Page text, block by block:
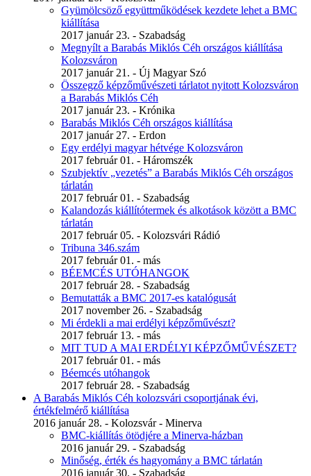
Gyümölcsöző együttműködések kezdete lehet a BMC
kiállítása
2017 január 23. - Szabadság
Megnyílt a Barabás Miklós Céh országos kiállítása
Kolozsváron
2017 január 21. - Új Magyar Szó
Összegző képzőművészeti tárlatot nyitott Kolozsváron
a Barabás Miklós Céh
2017 január 23. - Krónika
Barabás Miklós Céh országos kiállítása
2017 január 27. - Erdon
Egy erdélyi magyar hétvége Kolozsváron
2017 február 01. - Háromszék
Szubjektív „vezetés” a Barabás Miklós Céh országos
tárlatán
2017 február 01. - Szabadság
Kalandozás kiállítótermek és alkotások között a BMC
tárlatán
2017 február 05. - Kolozsvári Rádió
Tribuna 346.szám
2017 február 01. - más
BÉEMCÉS UTÓHANGOK
2017 február 28. - Szabadság
Bemutatták a BMC 2017-es katalógusát
2017 november 26. - Szabadság
Mi érdekli a mai erdélyi képzőművészt?
2017 február 13. - más
MIT TUD A MAI ERDÉLYI KÉPZŐMŰVÉSZET?
2017 február 01. - más
Béemcés utóhangok
2017 február 28. - Szabadság
A Barabás Miklós Céh kolozsvári csoportjának évi,
értékfelmérő kiállítása
2016 január 28. - Kolozsvár - Minerva
BMC-kiállítás ötödjére a Minerva-házban
2016 január 29. - Szabadság
Minőség, érték és hagyomány a BMC tárlatán
2016 január 30. - Szabadság